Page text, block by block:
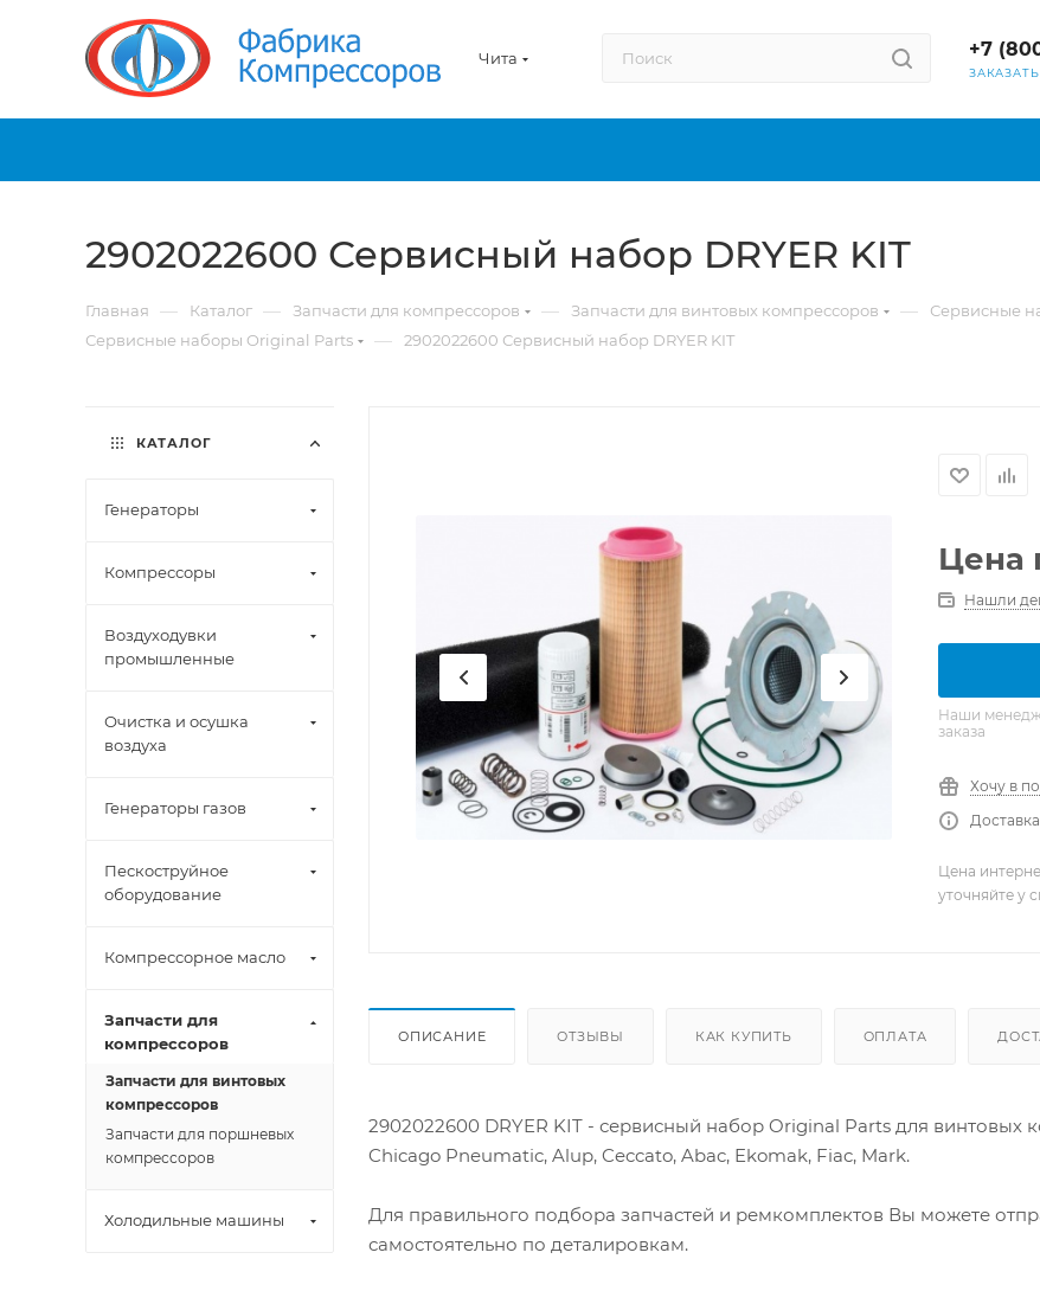
Чита +7
2902022600 Сервисный набор DRYER KIT
Главная — Каталог — Запчасти для компрессоров — Запчасти для винтовых компрессоров — Сервисные
Сервисные наборы Original Parts — 2902022600 Сервисный набор DRYER KIT
Цена
Нашли
Наши
заказа
Хочу в
Цена
уточняйте у
ОПИСАНИЕ ОТЗЫВЫ КАК КУПИТЬ ОПЛАТА
2902022600 DRYER KIT - сервисный набор Original Parts для винтовых
Chicago Pneumatic, Alup, Ceccato, Abac, Ekomak, Fiac, Mark.
Для правильного подбора запчастей и ремкомплектов Вы можете
самостоятельно по деталировкам.
КАТАЛОГ
Генераторы
Компрессоры
Воздуходувки
промышленные
Очистка и осушка
воздуха
Генераторы газов
Пескоструйное
оборудование
Компрессорное масло
Запчасти для
компрессоров
Запчасти для винтовых
компрессоров
Запчасти для поршневых
компрессоров
Холодильные машины